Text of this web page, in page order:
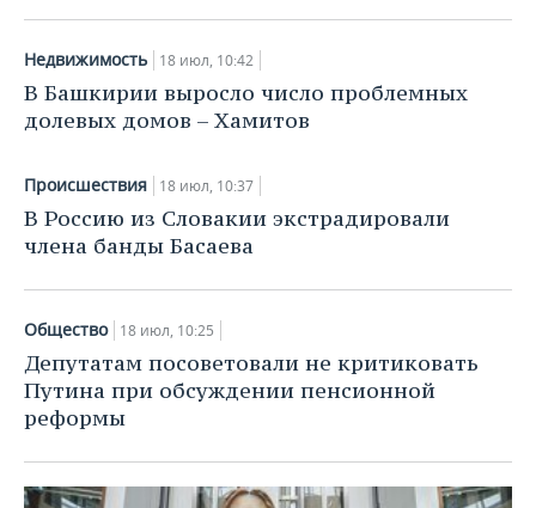
ФИГУРНОЕ КАТАНИЕ
ХОККЕЙ С МЯЧОМ
МЕДИЦИНА
ПРОИСШЕСТВИЯ
Недвижимость 18 июл, 10:42
В Башкирии выросло число проблемных
долевых домов – Хамитов
Происшествия 18 июл, 10:37
В Россию из Словакии экстрадировали
члена банды Басаева
Общество 18 июл, 10:25
Депутатам посоветовали не критиковать
Путина при обсуждении пенсионной
реформы